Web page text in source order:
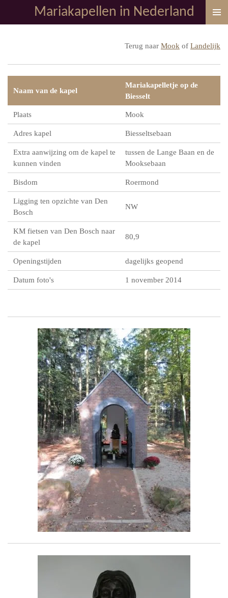
direct
Mariakapellen in Nederland
Terug naar Mook of Landelijk
Naam van de kapel
Mariakapelletje op de
Biesselt
Plaats Mook
Adres kapel Biesseltsebaan
Extra aanwijzing om de kapel te
kunnen vinden
tussen de Lange Baan en de
Mooksebaan
Bisdom Roermond
Ligging ten opzichte van Den
Bosch
NW
KM fietsen van Den Bosch naar
de kapel
80,9
Openingstijden dagelijks geopend
Datum foto's 1 november 2014